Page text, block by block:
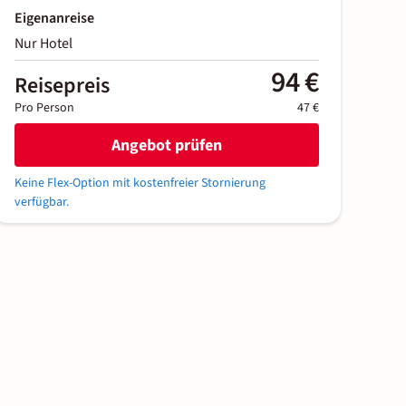
Eigenanreise
Nur Hotel
Reisepreis 94 €
Pro Person 47 €
Angebot prüfen
Keine Flex-Option mit kostenfreier Stornierung
verfügbar.